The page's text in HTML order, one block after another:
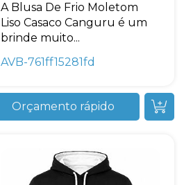
A Blusa De Frio Moletom
Liso Casaco Canguru é um
brinde muito...
AVB-761ff15281fd
Orçamento rápido
Avelino
online